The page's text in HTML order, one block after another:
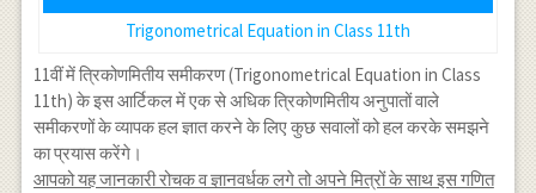
Trigonometrical Equation in Class 11th
11वीं में त्रिकोणमितीय समीकरण (Trigonometrical Equation in Class
11th) के इस आर्टिकल में एक से अधिक त्रिकोणमितीय अनुपातों वाले
समीकरणों के व्यापक हल ज्ञात करने के लिए कुछ सवालों को हल करके समझने
का प्रयास करेंगे।
आपको यह जानकारी रोचक व ज्ञानवर्धक लगे तो अपने मित्रों के साथ इस गणित